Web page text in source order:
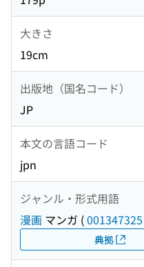
大きさ
19cm
出版地（国名コード）
JP
本文の言語コード
jpn
ジャンル・形式用語
漫画 マンガ (001347325
典拠